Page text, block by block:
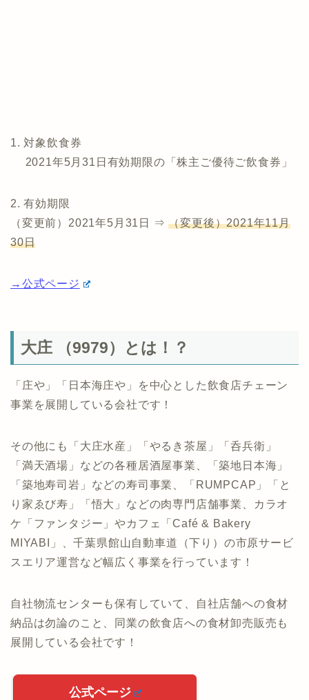
1. 対象飲食券
2021年5月31日有効期限の「株主ご優待ご飲食券」
2. 有効期限
（変更前）2021年5月31日 ⇒（変更後）2021年11月
30日
→公式ページ
大庄 （9979）とは！？
「庄や」「日本海庄や」を中心とした飲食店チェーン
事業を展開している会社です！
その他にも「大庄水産」「やるき茶屋」「呑兵衛」
「満天酒場」などの各種居酒屋事業、「築地日本海」
「築地寿司岩」などの寿司事業、「RUMPCAP」「と
り家ゑび寿」「悟大」などの肉専門店舗事業、カラオ
ケ「ファンタジー」やカフェ「Café & Bakery
MIYABI」、千葉県館山自動車道（下り）の市原サービ
スエリア運営など幅広く事業を行っています！
自社物流センターも保有していて、自社店舗への食材
納品は勿論のこと、同業の飲食店への食材卸売販売も
展開している会社です！
公式ページ